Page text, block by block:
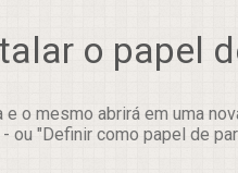
o papel
o mesmo abrirá em uma
ou "Definir como papel de